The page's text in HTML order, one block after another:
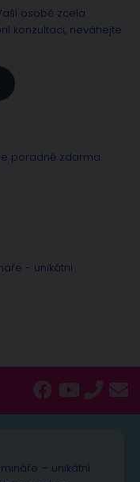
osobě zcela
konzultaci, neváhejte
poradně zdarma.
- unikátní
– unikátní